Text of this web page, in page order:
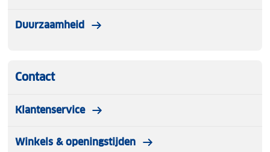
Duurzaamheid
Contact
Klantenservice
Winkels & openingstijden